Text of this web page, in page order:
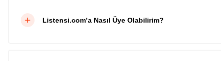
Listensi.com’a Nasıl Üye Olabilirim?